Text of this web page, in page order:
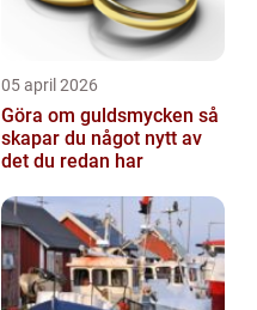
05 april 2026
Göra om guldsmycken så
skapar du något nytt av
det du redan har